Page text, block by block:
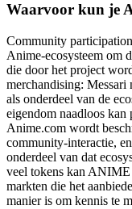
Waarvoor kun je
Community
Anime-ecosysteem om
die door het project
merchandising: Messari
als onderdeel van de
eigendom naadloos kan
Anime.com wordt
community-interactie,
onderdeel van dat
veel tokens kan
markten die het
manier is om kennis te